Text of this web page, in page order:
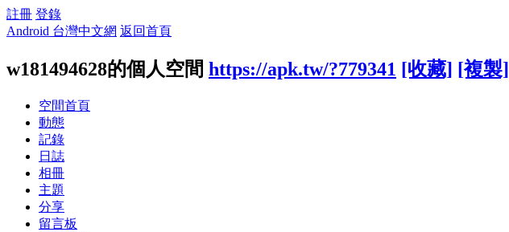
註冊 登錄
Android 台灣中文網 返回首頁
w181494628的個人空間 https://apk.tw/?779341 [收藏] [複製]
空間首頁
動態
記錄
日誌
相冊
主題
分享
留言板